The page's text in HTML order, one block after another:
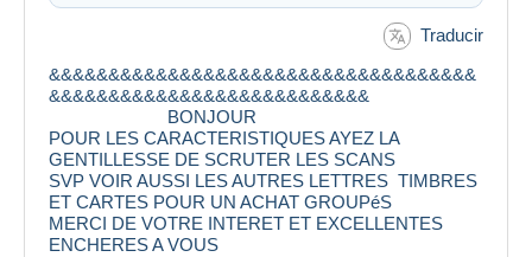
Traducir
&&&&&&&&&&&&&&&&&&&&&&&&&&&&&&&&&&&&
&&&&&&&&&&&&&&&&&&&&&&&&&&&
BONJOUR
POUR LES CARACTERISTIQUES AYEZ LA
GENTILLESSE DE SCRUTER LES SCANS
SVP VOIR AUSSI LES AUTRES LETTRES TIMBRES
ET CARTES POUR UN ACHAT GROUPéS
MERCI DE VOTRE INTERET ET EXCELLENTES
ENCHERES A VOUS